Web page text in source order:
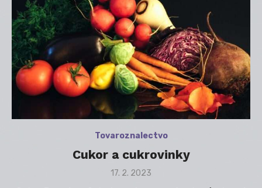
Tovaroznalectvo
Cukor a cukrovinky
Posted
17. 2. 2023